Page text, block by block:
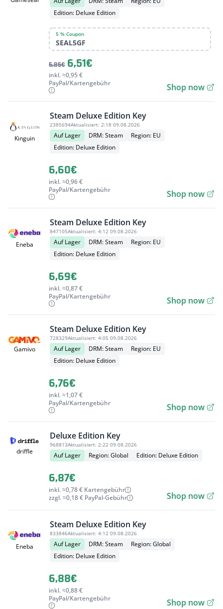
Edition: Deluxe Edition
5 % Coupon
SEAL5GF
5,85€ 6,51€
inkl. ≈0,95 €
PayPal/Kartengebühr
Shop now
Kinguin
Steam Deluxe Edition Key
2385694Aktualisiert: 2:18 09.08.2026
Auf Lager DRM: Steam
Region: EU
Edition: Deluxe Edition
6,60€
inkl. ≈0,96 €
PayPal/Kartengebühr
Shop now
Eneba
Steam Deluxe Edition Key
847105Aktualisiert: 4:12 09.08.2026
Auf Lager DRM: Steam
Region: EU
Edition: Deluxe Edition
6,69€
inkl. ≈0,87 €
PayPal/Kartengebühr
Shop now
Gamivo
Steam Deluxe Edition Key
728329Aktualisiert: 4:05 09.08.2026
Auf Lager DRM: Steam
Region: EU
Edition: Deluxe Edition
6,76€
inkl. ≈1,07 €
PayPal/Kartengebühr
Shop now
driffle
Deluxe Edition Key
968813Aktualisiert: 2:22 09.08.2026
Auf Lager Region: Global Edition: Deluxe Edition
6,87€
inkl. ≈0,78 € Kartengebühr
zzgl. ≈0,18 € PayPal-Gebühr
Shop now
Eneba
Steam Deluxe Edition Key
833846Aktualisiert: 4:12 09.08.2026
Auf Lager DRM: Steam
Region: Global
Edition: Deluxe Edition
6,88€
inkl. ≈0,88 €
PayPal/Kartengebühr
Shop now